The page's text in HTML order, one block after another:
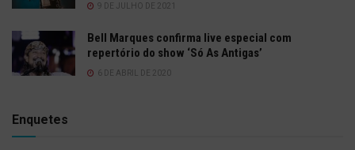
9 DE JULHO DE 2021
Bell Marques confirma live especial com
repertório do show ‘Só As Antigas’
6 DE ABRIL DE 2020
Enquetes